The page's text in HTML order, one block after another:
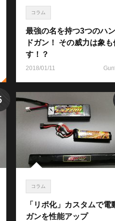
コラム
最強の名を持つ3つのハン
ドガン！ その威力は象も
す！？
2018/01/11
コラム
「リポ化」カスタムで電
ガンを性能アップ